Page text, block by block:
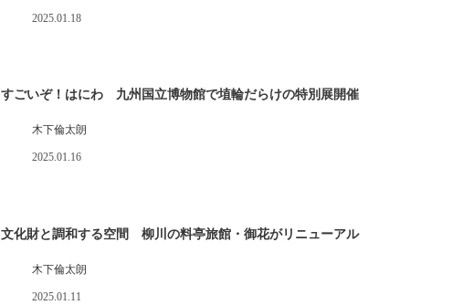
2025.01.18
すごいぞ！はにわ 九州国立博物館で埴輪だらけの特別展開催
木下倫太朗
2025.01.16
文化財と調和する空間 柳川の料亭旅館・御花がリニューアル
木下倫太朗
2025.01.11